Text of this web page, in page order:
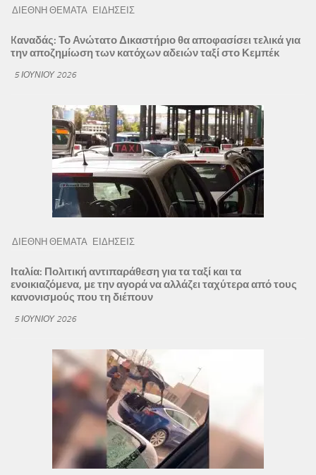
ΔΙΕΘΝΗ ΘΕΜΑΤΑ ΕΙΔΗΣΕΙΣ
Kαναδάς: Το Ανώτατο Δικαστήριο θα αποφασίσει τελικά για
την αποζημίωση των κατόχων αδειών ταξί στο Κεμπέκ
5 ΙΟΥΝΊΟΥ 2026
ΔΙΕΘΝΗ ΘΕΜΑΤΑ ΕΙΔΗΣΕΙΣ
Ιταλία: Πολιτική αντιπαράθεση για τα ταξί και τα
ενοικιαζόμενα, με την αγορά να αλλάζει ταχύτερα από τους
κανονισμούς που τη διέπουν
5 ΙΟΥΝΊΟΥ 2026